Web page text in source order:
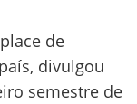
de
divulgou
semestre de